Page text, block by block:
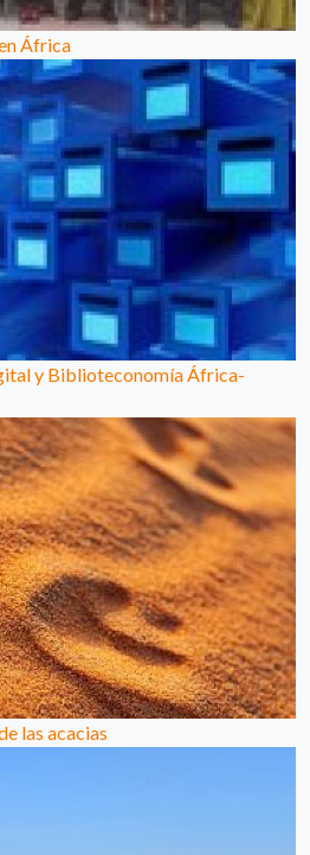
África
y Biblioteconomía África-
las acacias